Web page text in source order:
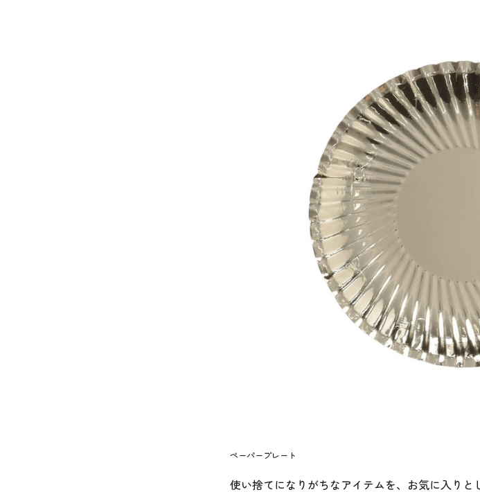
ペーパープレート
使い捨てになりがちなアイテムを、お気に入り